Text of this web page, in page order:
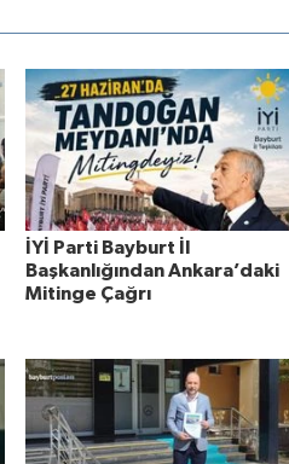
İYİ Parti Bayburt İl
Başkanlığından Ankara’daki
Mitinge Çağrı